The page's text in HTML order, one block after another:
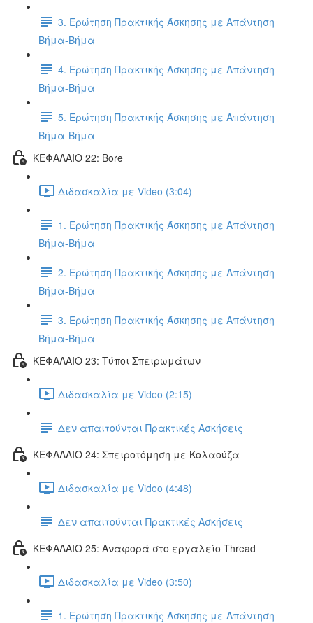
3. Ερώτηση Πρακτικής Άσκησης με Απάντηση
Βήμα-Βήμα
4. Ερώτηση Πρακτικής Άσκησης με Απάντηση
Βήμα-Βήμα
5. Ερώτηση Πρακτικής Άσκησης με Απάντηση
Βήμα-Βήμα
ΚΕΦΑΛΑΙΟ 22: Bore
Διδασκαλία με Video (3:04)
1. Ερώτηση Πρακτικής Άσκησης με Απάντηση
Βήμα-Βήμα
2. Ερώτηση Πρακτικής Άσκησης με Απάντηση
Βήμα-Βήμα
3. Ερώτηση Πρακτικής Άσκησης με Απάντηση
Βήμα-Βήμα
ΚΕΦΑΛΑΙΟ 23: Τύποι Σπειρωμάτων
Διδασκαλία με Video (2:15)
Δεν απαιτούνται Πρακτικές Ασκήσεις
ΚΕΦΑΛΑΙΟ 24: Σπειροτόμηση με Κολαούζα
Διδασκαλία με Video (4:48)
Δεν απαιτούνται Πρακτικές Ασκήσεις
ΚΕΦΑΛΑΙΟ 25: Αναφορά στο εργαλείο Thread
Διδασκαλία με Video (3:50)
1. Ερώτηση Πρακτικής Άσκησης με Απάντηση